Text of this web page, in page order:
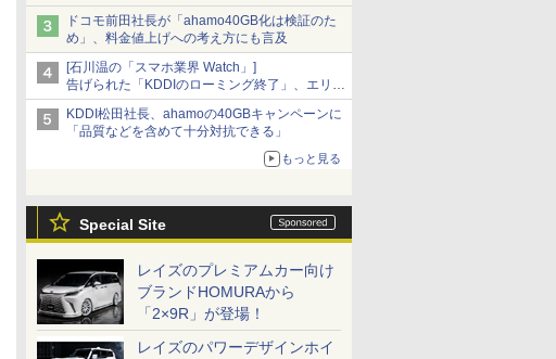
ドコモ前田社長が「ahamo40GB化は検証のた
め」、料金値上げへの考え方にも言及
[石川温の「スマホ業界 Watch」]
告げられた「KDDIのローミング終了」、エリア
マップの落とし穴と楽天モバイルの課題
KDDI松田社長、ahamoの40GBキャンペーンに
「品質などを含めて十分対抗できる」
もっと見る
Special Site
レイズのプレミアムカー向け
ブランドHOMURAから
「2×9R」が登場！
レイズのパワーデザインホイ